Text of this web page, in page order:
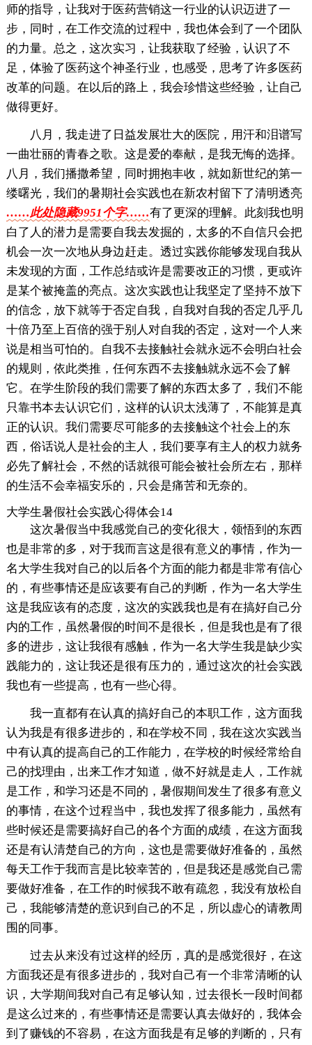
师的指导，让我对于医药营销这一行业的认识迈进了一
步，同时，在工作交流的过程中，我也体会到了一个团队
的力量。总之，这次实习，让我获取了经验，认识了不
足，体验了医药这个神圣行业，也感受，思考了许多医药
改革的问题。在以后的路上，我会珍惜这些经验，让自己
做得更好。
八月，我走进了日益发展壮大的医院，用汗和泪谱写
一曲壮丽的青春之歌。这是爱的奉献，是我无悔的选择。
八月，我们播撒希望，同时拥抱丰收，就如新世纪的第一
缕曙光，我们的暑期社会实践也在新农村留下了清明透亮
……此处隐藏9951个字……有了更深的理解。此刻我也明
白了人的潜力是需要自我去发掘的，太多的不自信只会把
机会一次一次地从身边赶走。透过实践你能够发现自我从
未发现的方面，工作总结或许是需要改正的习惯，更或许
是某个被掩盖的亮点。这次实践也让我坚定了坚持不放下
的信念，放下就等于否定自我，自我对自我的否定几乎几
十倍乃至上百倍的强于别人对自我的否定，这对一个人来
说是相当可怕的。自我不去接触社会就永远不会明白社会
的规则，依此类推，任何东西不去接触就永远不会了解
它。在学生阶段的我们需要了解的东西太多了，我们不能
只靠书本去认识它们，这样的认识太浅薄了，不能算是真
正的认识。我们需要尽可能多的去接触这个社会上的东
西，俗话说人是社会的主人，我们要享有主人的权力就务
必先了解社会，不然的话就很可能会被社会所左右，那样
的生活不会幸福安乐的，只会是痛苦和无奈的。
大学生暑假社会实践心得体会14
这次暑假当中我感觉自己的变化很大，领悟到的东西
也是非常的多，对于我而言这是很有意义的事情，作为一
名大学生我对自己的以后各个方面的能力都是非常有信心
的，有些事情还是应该要有自己的判断，作为一名大学生
这是我应该有的态度，这次的实践我也是有在搞好自己分
内的工作，虽然暑假的时间不是很长，但是我也是有了很
多的进步，这让我很有感触，作为一名大学生我是缺少实
践能力的，这让我还是很有压力的，通过这次的社会实践
我也有一些提高，也有一些心得。
我一直都有在认真的搞好自己的本职工作，这方面我
认为我是有很多进步的，和在学校不同，我在这次实践当
中有认真的提高自己的工作能力，在学校的时候经常给自
己的找理由，出来工作才知道，做不好就是走人，工作就
是工作，和学习还是不同的，暑假期间发生了很多有意义
的事情，在这个过程当中，我也发挥了很多能力，虽然有
些时候还是需要搞好自己的各个方面的成绩，在这方面我
还是有认清楚自己的方向，这也是需要做好准备的，虽然
每天工作于我而言是比较幸苦的，但是我还是感觉自己需
要做好准备，在工作的时候我不敢有疏忽，我没有放松自
己，我能够清楚的意识到自己的不足，所以虚心的请教周
围的同事。
过去从来没有过这样的经历，真的是感觉很好，在这
方面我还是有很多进步的，我对自己有一个非常清晰的认
识，大学期间我对自己有足够认知，过去很长一段时间都
是这么过来的，有些事情还是需要认真去做好的，我体会
到了赚钱的不容易，在这方面我是有足够的判断的，只有